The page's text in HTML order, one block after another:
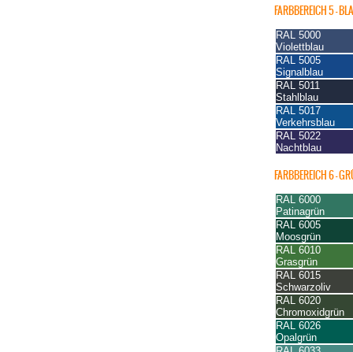
FARBBEREICH 5 –
RAL 5000
Violettblau
RAL 5005
Signalblau
RAL 5011
Stahlblau
RAL 5017
Verkehrsblau
RAL 5022
Nachtblau
FARBBEREICH 6 –
RAL 6000
Patinagrün
RAL 6005
Moosgrün
RAL 6010
Grasgrün
RAL 6015
Schwarzoliv
RAL 6020
Chromoxidgrün
RAL 6026
Opalgrün